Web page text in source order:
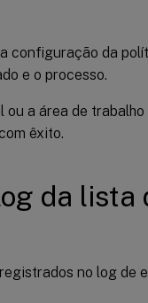
configuração da
e o processo.
a área de
êxito.
da lista
no log de